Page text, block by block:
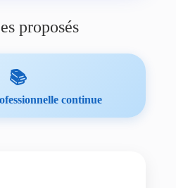
proposés
📚
continue